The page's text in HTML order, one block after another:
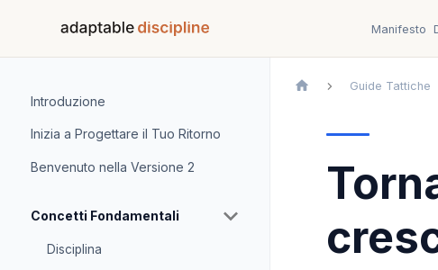
Manifesto
Introduzione
Inizia a Progettare il Tuo Ritorno
Benvenuto nella Versione 2
Concetti Fondamentali
Disciplina
Guide Tattiche